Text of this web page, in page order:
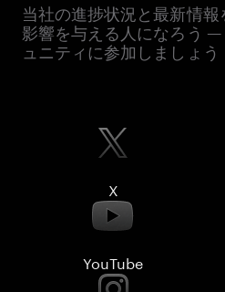
当社の進捗状況と最新情報
影響を与える人になろう —
ュニティに参加しましょう
X
YouTube